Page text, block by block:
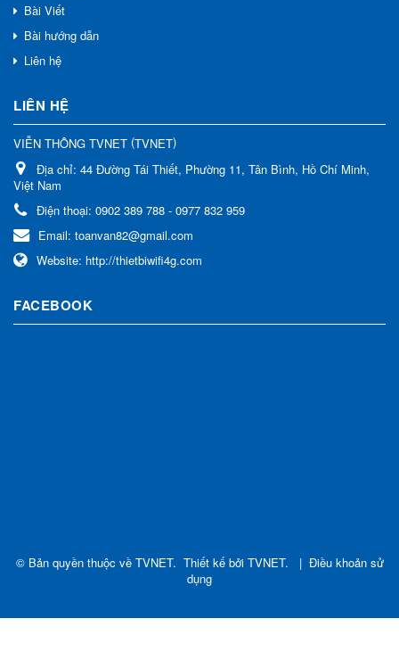
Bài Viết
Bài hướng dẫn
Liên hệ
LIÊN HỆ
VIỄN THÔNG TVNET (TVNET)
Địa chỉ: 44 Đường Tái Thiết, Phường 11, Tân Bình, Hồ Chí Minh,
Việt Nam
Điện thoại: 0902 389 788 - 0977 832 959
Email: toanvan82@gmail.com
Website: http://thietbiwifi4g.com
FACEBOOK
© Bản quyền thuộc về TVNET. Thiết kế bởi TVNET. | Điều khoản sử
dụng